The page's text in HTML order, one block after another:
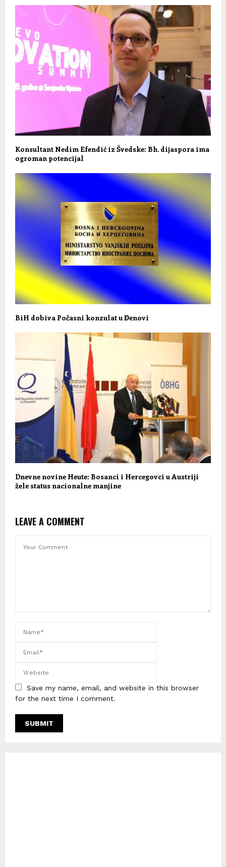
Konsultant Nedim Efendić iz Švedske: Bh. dijaspora ima
ogroman potencijal
BiH dobiva Počasni konzulat u Đenovi
Dnevne novine Heute: Bosanci i Hercegovci u Austriji
žele status nacionalne manjine
LEAVE A COMMENT
Save my name, email, and website in this browser
for the next time I comment.